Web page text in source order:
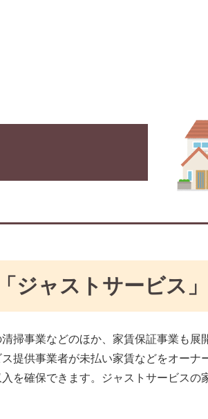
ジャストサービス」
掃事業などのほか、家賃保証事業も展
提供事業者が未払い家賃などをオーナ
を確保できます。ジャストサービスの